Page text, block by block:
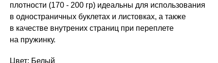
плотности (170 - 200 гр) идеальны для использования
в одностраничных буклетах и листовках, а также
в качестве внутрених страниц при переплете
на пружинку.
Цвет: Белый